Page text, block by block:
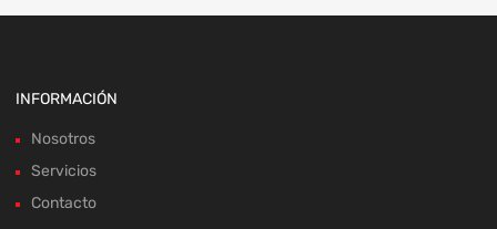
INFORMACIÓN
Nosotros
Servicios
Contacto